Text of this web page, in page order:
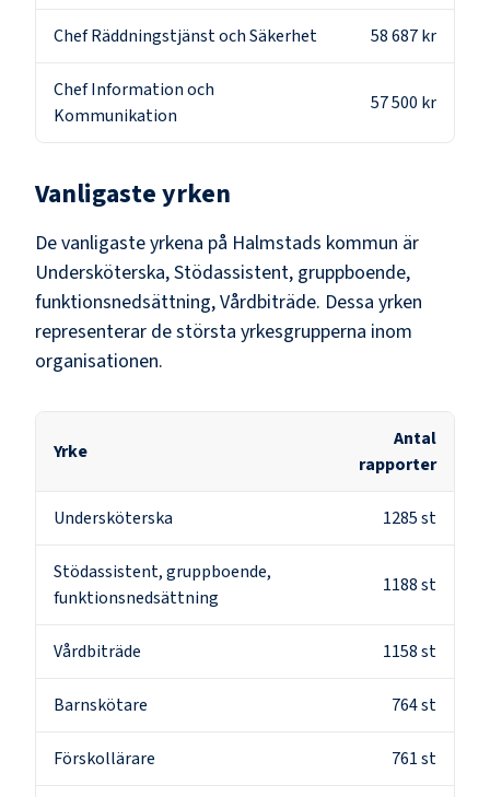
Chef Räddningstjänst och Säkerhet 58 687 kr
Chef Information och
Kommunikation
57 500 kr
Vanligaste yrken
De vanligaste yrkena på Halmstads kommun är
Undersköterska, Stödassistent, gruppboende,
funktionsnedsättning, Vårdbiträde. Dessa yrken
representerar de största yrkesgrupperna inom
organisationen.
Yrke
Antal
rapporter
Undersköterska 1285st
Stödassistent, gruppboende,
funktionsnedsättning
1188st
Vårdbiträde 1158st
Barnskötare 764st
Förskollärare 761st